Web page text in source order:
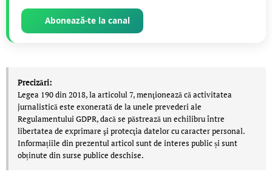
Abonează-te la canal
Precizări:
Legea 190 din 2018, la articolul 7, menţionează că activitatea
jurnalistică este exonerată de la unele prevederi ale
Regulamentului GDPR, dacă se păstrează un echilibru între
libertatea de exprimare şi protecţia datelor cu caracter personal.
Informațiile din prezentul articol sunt de interes public și sunt
obținute din surse publice deschise.